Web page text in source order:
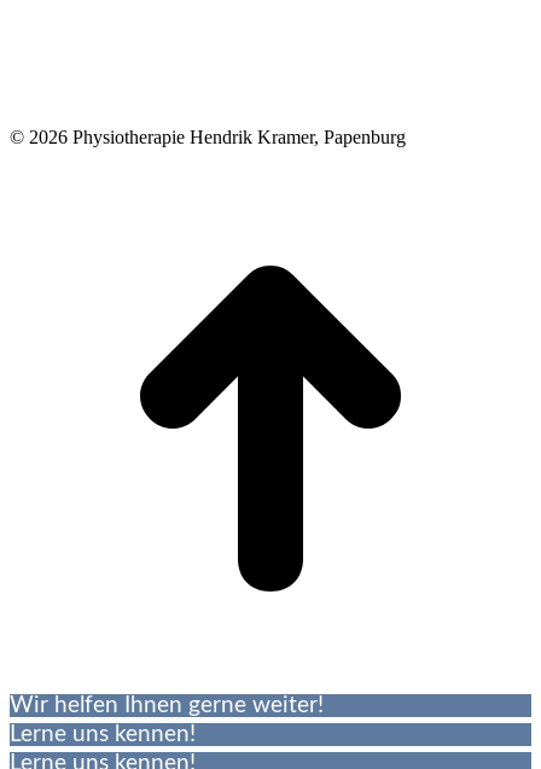
© 2026 Physiotherapie Hendrik Kramer, Papenburg
Wir helfen Ihnen gerne weiter!
Lerne uns kennen!
Lerne uns kennen!